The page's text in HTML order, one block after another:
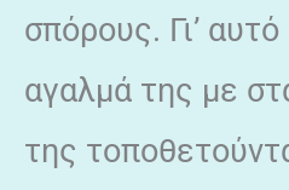
σπόρους. Γι’
αγαλμά της με
της